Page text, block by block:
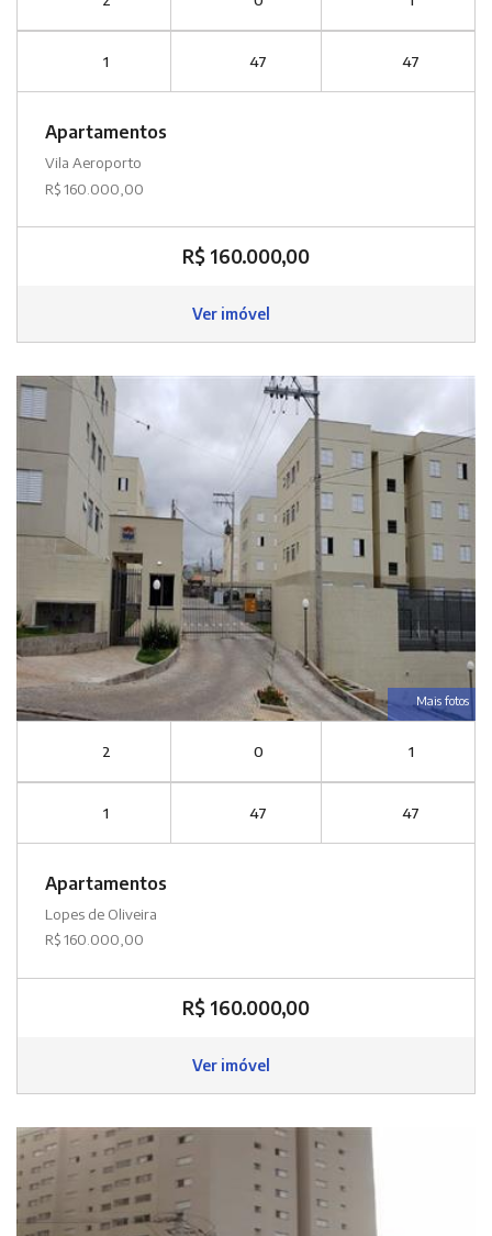
1 47 47
Apartamentos
Vila Aeroporto
R$ 160.000,00
R$ 160.000,00
Ver imóvel
Mais fotos
2 0 1
1 47 47
Apartamentos
Lopes de Oliveira
R$ 160.000,00
R$ 160.000,00
Ver imóvel